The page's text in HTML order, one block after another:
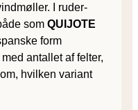
I ruder­
som QUIJOTE
form
antallet af felter,
hvilken variant